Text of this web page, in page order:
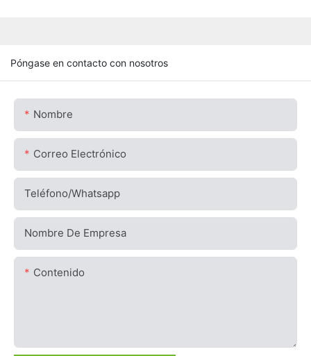
Póngase en contacto con nosotros
Nombre
Correo Electrónico
Teléfono/whatsapp
Nombre De Empresa
Contenido